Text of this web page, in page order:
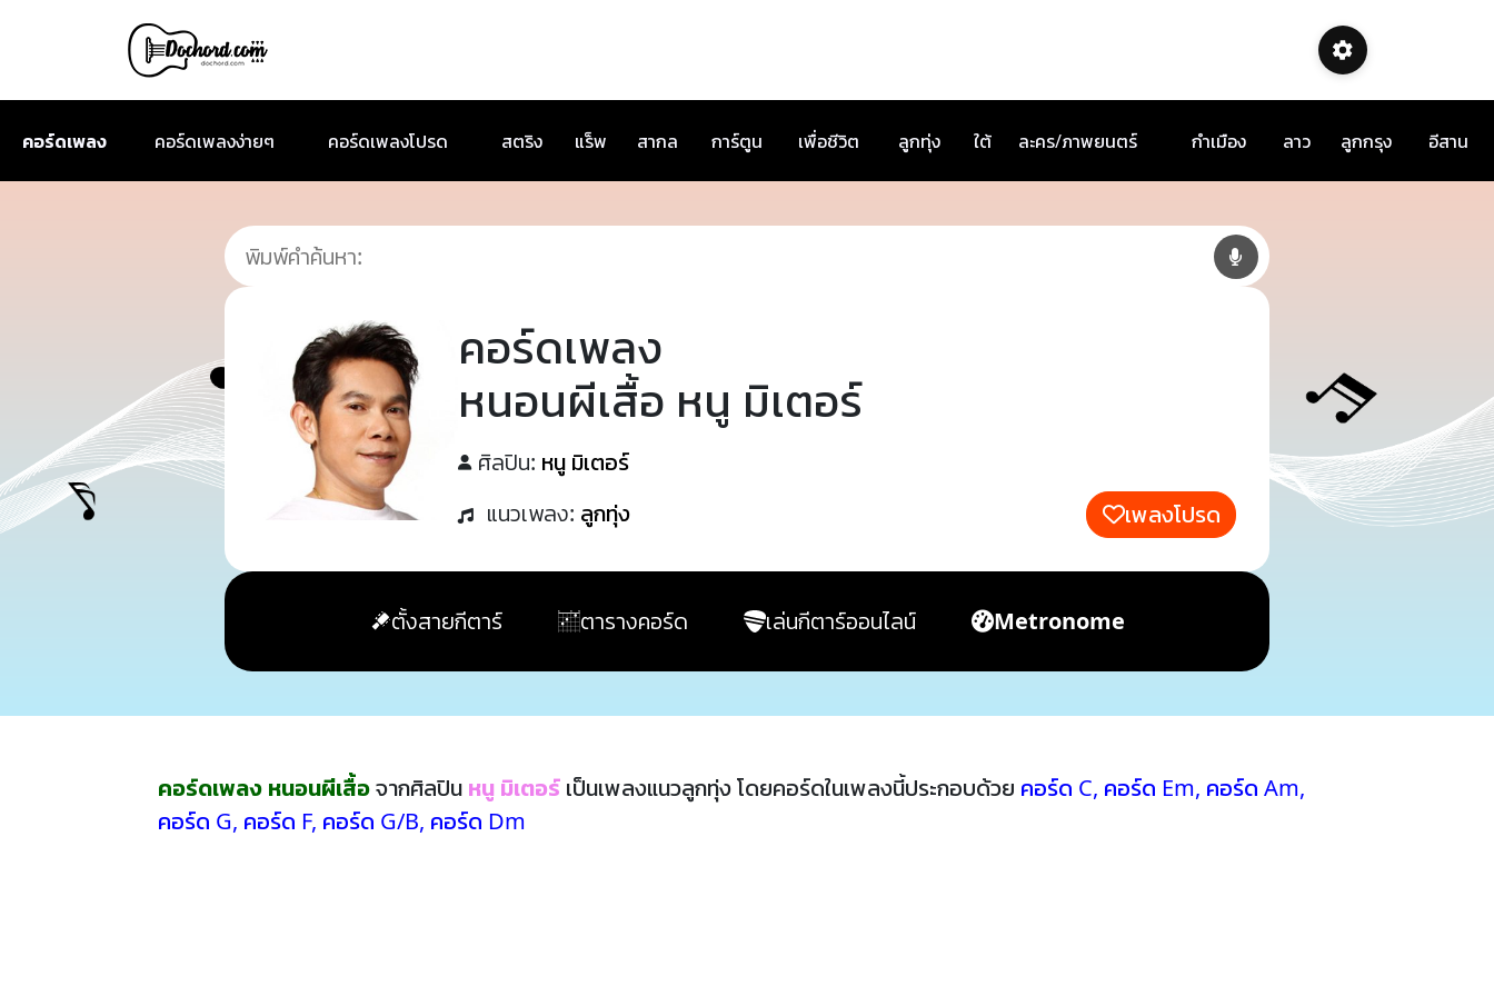
คอร์ดเพลง คอร์ดเพลงง่ายๆ คอร์ดเพลงโปรด สตริง แร็พ สากล การ์ตูน เพื่อชีวิต ลูกทุ่ง ใต้ ละคร/ภาพยนตร์ กำเมือง ลาว ลูกกรุง อีสาน
คอร์ดเพลง
หนอนผีเสื้อ หนู มิเตอร์
ศิลปิน: หนู มิเตอร์
แนวเพลง: ลูกทุ่ง เพลงโปรด
ตั้งสายกีตาร์ ตารางคอร์ด เล่นกีตาร์ออนไลน์ Metronome
คอร์ดเพลง หนอนผีเสื้อจากศิลปิน หนู มิเตอร์ เป็นเพลงแนวลูกทุ่ง โดยคอร์ดในเพลงนี้ประกอบด้วย คอร์ด C, คอร์ด Em, คอร์ด Am,
คอร์ด G, คอร์ด F, คอร์ด G/B, คอร์ด Dm